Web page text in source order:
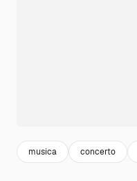
musica concerto